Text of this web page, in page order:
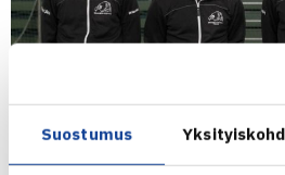
Suostumus